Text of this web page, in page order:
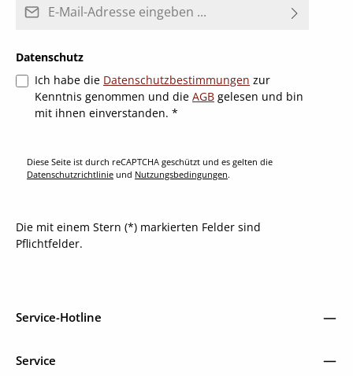
Datenschutz
Ich habe die Datenschutzbestimmungen zur
Kenntnis genommen und die AGB gelesen und bin
mit ihnen einverstanden. *
Diese Seite ist durch reCAPTCHA geschützt und es gelten die
Datenschutzrichtlinie und Nutzungsbedingungen.
Die mit einem Stern (*) markierten Felder sind
Pflichtfelder.
Service-Hotline
Service